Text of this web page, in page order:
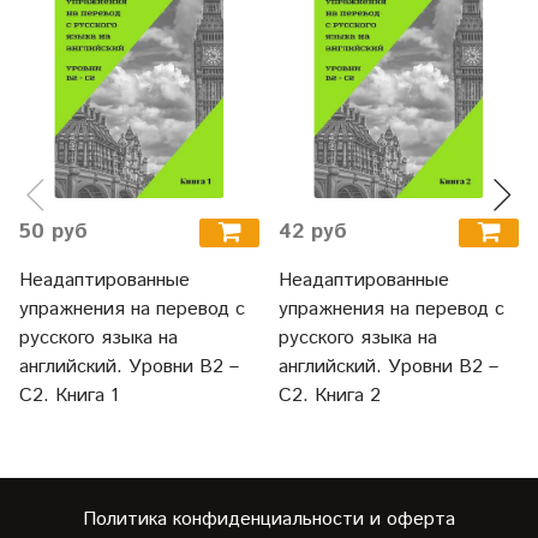
50 руб
Неадаптированные
упражнения на перевод с
русского языка на
английский. Уровни В2 –
С2. Книга 1
42 руб
Неадаптированные
упражнения на перевод с
русского языка на
английский. Уровни В2 –
С2. Книга 2
Политика конфиденциальности и оферта